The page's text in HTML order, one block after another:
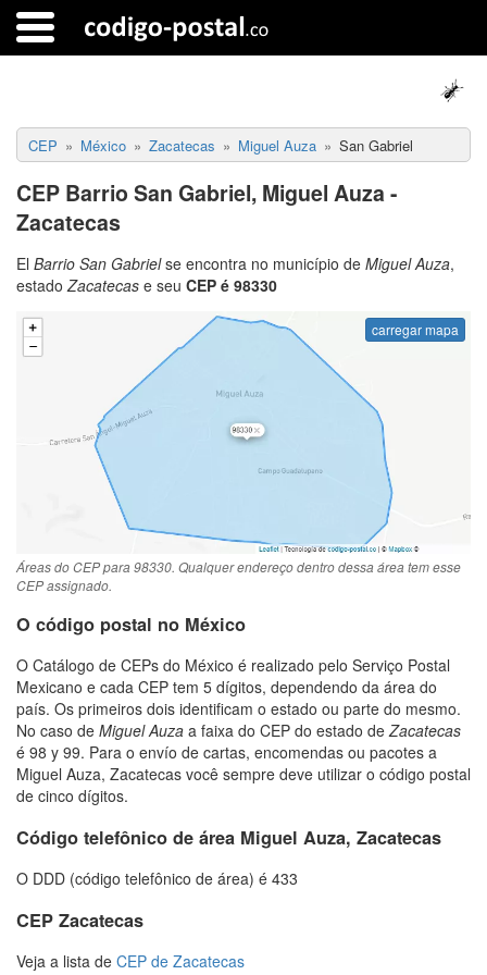
CEP México Zacatecas Miguel Auza San Gabriel
CEP Barrio San Gabriel, Miguel Auza -
Zacatecas
El Barrio San Gabrielse encontra no município de Miguel Auza,
estado Zacatecas e seu CEP é 98330
carregar mapa
Áreas do CEP para 98330. Qualquer endereço dentro dessa área tem esse
CEP assignado.
O código postal no México
O Catálogo de CEPs do México é realizado pelo Serviço Postal
Mexicano e cada CEP tem 5 dígitos, dependendo da área do
país. Os primeiros dois identificam o estado ou parte do mesmo.
No caso de Miguel Auza a faixa do CEP do estado deZacatecas
é 98 y 99. Para o envío de cartas, encomendas ou pacotes a
Miguel Auza, Zacatecas você sempre deve utilizar o código postal
de cinco dígitos.
Código telefônico de área Miguel Auza, Zacatecas
O DDD (código telefônico de área) é 433
CEP Zacatecas
Veja a lista de CEP de Zacatecas